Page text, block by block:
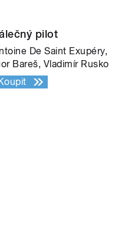
pilot
De Saint Exupéry,
Bareš, Vladimír Rusko